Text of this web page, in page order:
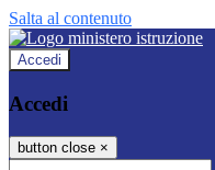
Salta al contenuto
Accedi
Accedi
button close ×